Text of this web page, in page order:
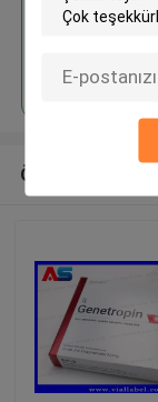
Önerilen Ürünler